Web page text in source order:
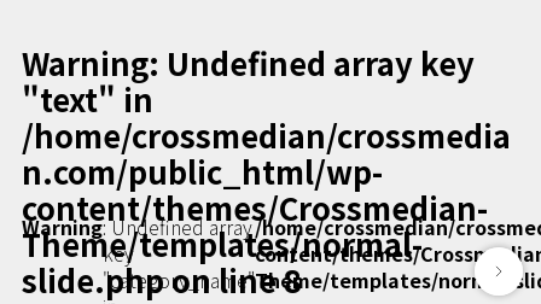
ラジオ
Podcast番組
「ビジネス・ブック・アカデミー」
Podcast番組
「小早川幸一郎の編集者で経営者」
Podcast番組
「東京広報大学」
Warning: Undefined array key
"text" in
/home/crossmedian/crossmedia
n.com/public_html/wp-
content/themes/Crossmedian-
Theme/templates/normal-
slide.phpon line8
Warning: Undefined array
key
"category_name"
/home/crossmedian/
content/themes/
Theme/templates/normal-